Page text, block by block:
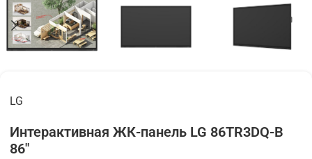
LG
Интерактивная ЖК-панель LG 86TR3DQ-B
86"